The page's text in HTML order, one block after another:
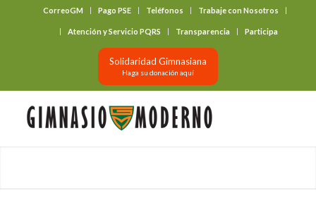
CorreoGM Pago PSE Teléfonos Trabaje con Nosotros
Atención y Servicio PQRS Transparencia Participa
Solidaridad Gimnasiana
Haga su donación aquí